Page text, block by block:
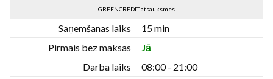
GREENCREDIT atsauksmes
Saņemšanas laiks
15 min
Pirmais bez maksas
Jā
Darba laiks
08:00 - 21:00